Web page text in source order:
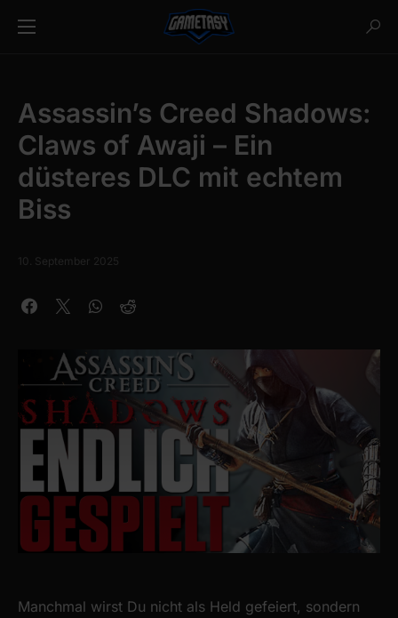
Assassin’s Creed Shadows:
Claws of Awaji – Ein
düsteres DLC mit echtem
Biss
10. September 2025
Manchmal wirst Du nicht als Held gefeiert, sondern